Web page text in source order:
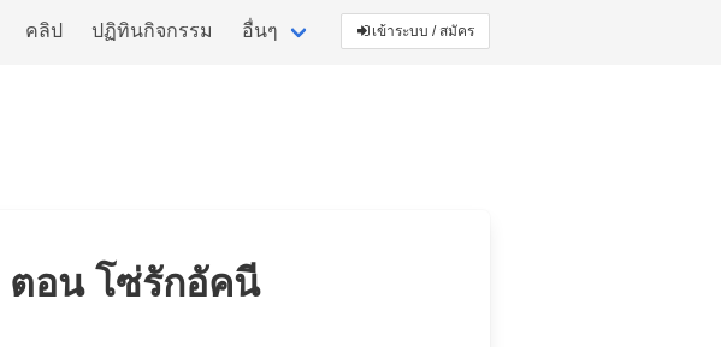
คลิป ปฏิทินกิจกรรม อื่นๆ เข้าระบบ / สมัคร
อน โซ่รักอัคนี